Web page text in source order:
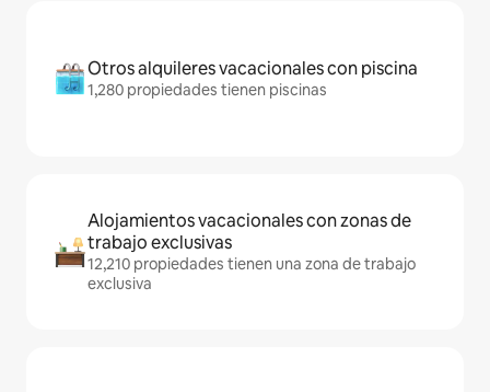
Otros alquileres vacacionales con piscina
1,280 propiedades tienen piscinas
Alojamientos vacacionales con zonas de
trabajo exclusivas
12,210 propiedades tienen una zona de trabajo
exclusiva